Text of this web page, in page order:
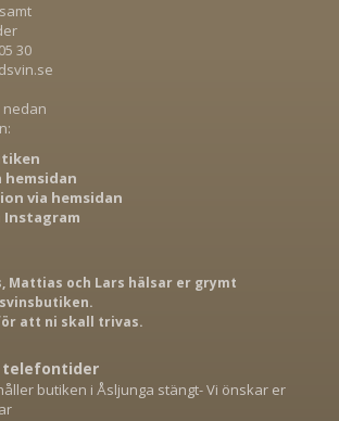
30
nedan
hemsidan
via hemsidan
Instagram
Mattias och Lars hälsar er grymt
att ni skall trivas.
telefontider
butiken i Åsljunga stängt- Vi önskar er